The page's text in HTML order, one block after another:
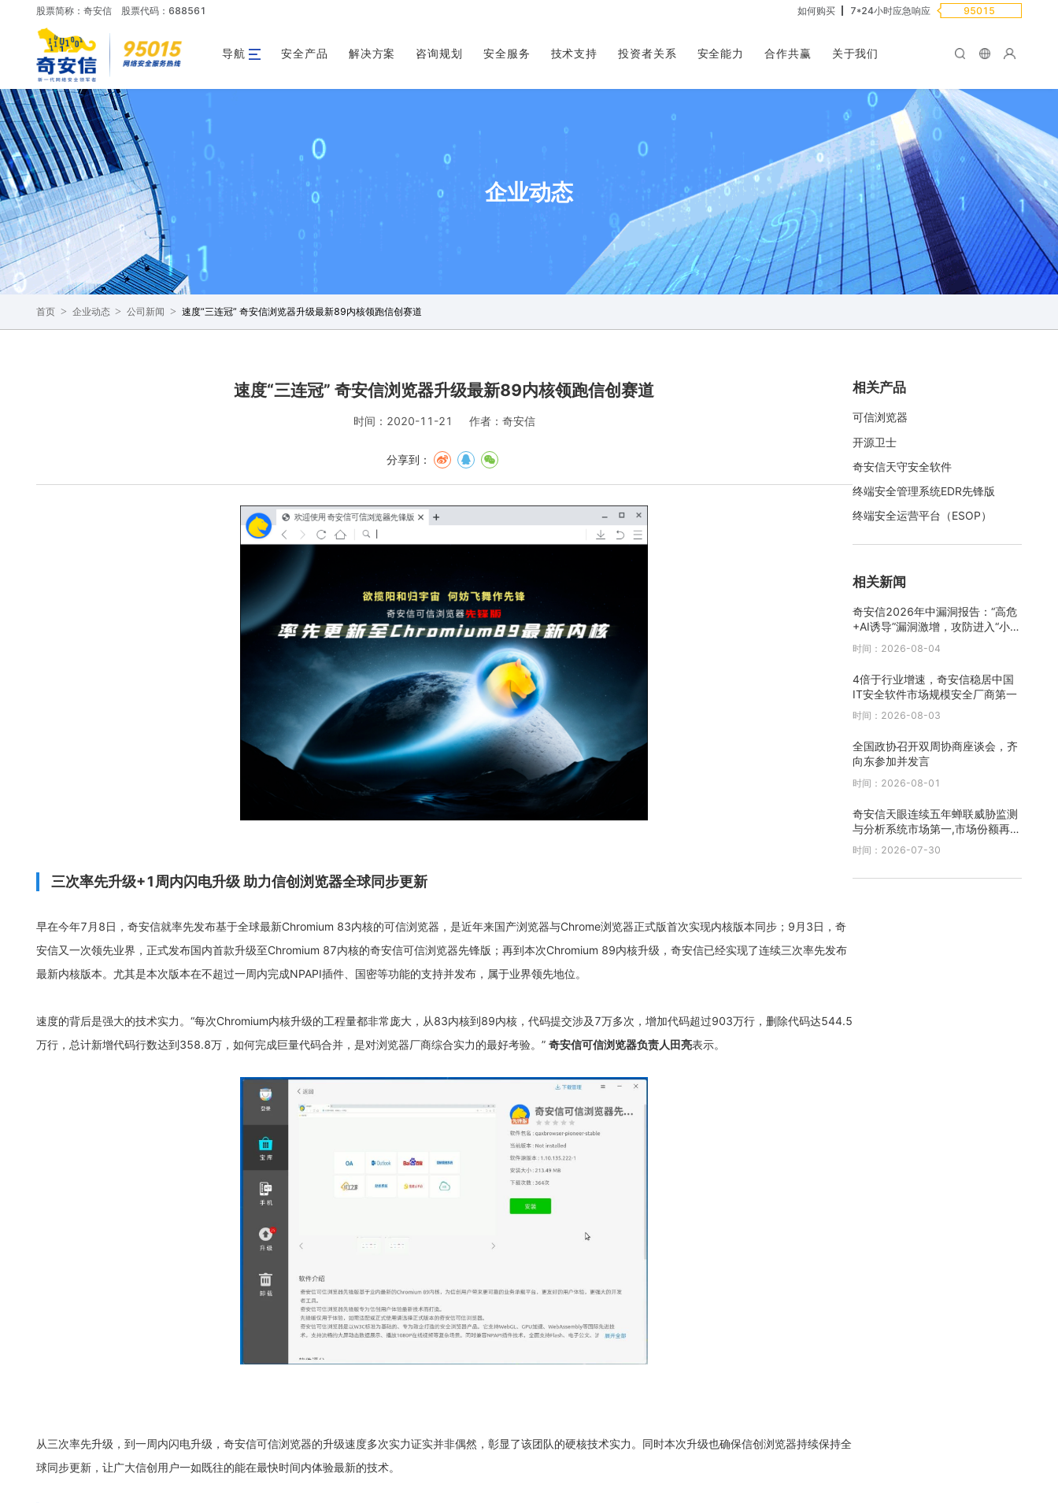
股票简称：奇安信 股票代码：688561 如何购买 7*24小时应急响应 95015
导航 安全产品 解决方案 咨询规划 安全服务 技术支持 投资者关系 安全能力 合作共赢 关于我们
企业动态
首页 > 企业动态 > 公司新闻 > 速度“三连冠” 奇安信浏览器升级最新89内核领跑信创赛道
速度“三连冠” 奇安信浏览器升级最新89内核领跑信创赛道
时间：2020-11-21 作者：奇安信
分享到：
三次率先升级+1周内闪电升级 助力信创浏览器全球同步更新
早在今年7月8日，奇安信就率先发布基于全球最新Chromium 83内核的可信浏览器，是近年来国产浏览器与Chrome浏览器正式版首次实现内核版本同步；9月3日，奇
安信又一次领先业界，正式发布国内首款升级至Chromium 87内核的奇安信可信浏览器先锋版；再到本次Chromium 89内核升级，奇安信已经实现了连续三次率先发布
最新内核版本。尤其是本次版本在不超过一周内完成NPAPI插件、国密等功能的支持并发布，属于业界领先地位。
速度的背后是强大的技术实力。“每次Chromium内核升级的工程量都非常庞大，从83内核到89内核，代码提交涉及7万多次，增加代码超过903万行，删除代码达544.5
万行，总计新增代码行数达到358.8万，如何完成巨量代码合并，是对浏览器厂商综合实力的最好考验。” 奇安信可信浏览器负责人田亮表示。
从三次率先升级，到一周内闪电升级，奇安信可信浏览器的升级速度多次实力证实并非偶然，彰显了该团队的硬核技术实力。同时本次升级也确保信创浏览器持续保持全
球同步更新，让广大信创用户一如既往的能在最快时间内体验最新的技术。
相关产品
可信浏览器
开源卫士
奇安信天守安全软件
终端安全管理系统EDR先锋版
终端安全运营平台（ESOP）
相关新闻
奇安信2026年中漏洞报告：“高危
+AI诱导”漏洞激增，攻防进入“小时
级”时代
时间：2026-08-04
4倍于行业增速，奇安信稳居中国
IT安全软件市场规模安全厂商第一
时间：2026-08-03
全国政协召开双周协商座谈会，齐
向东参加并发言
时间：2026-08-01
奇安信天眼连续五年蝉联威胁监测
与分析系统市场第一,市场份额再创
新高
时间：2026-07-30